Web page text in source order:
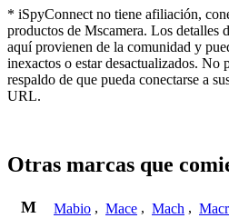
* iSpyConnect no tiene afiliación,
productos de Mscamera. Los detalles
aquí provienen de la comunidad y
inexactos o estar desactualizados. No
respaldo de que pueda conectarse a
URL.
Otras marcas que
M Mabio , Mace , Mach ,